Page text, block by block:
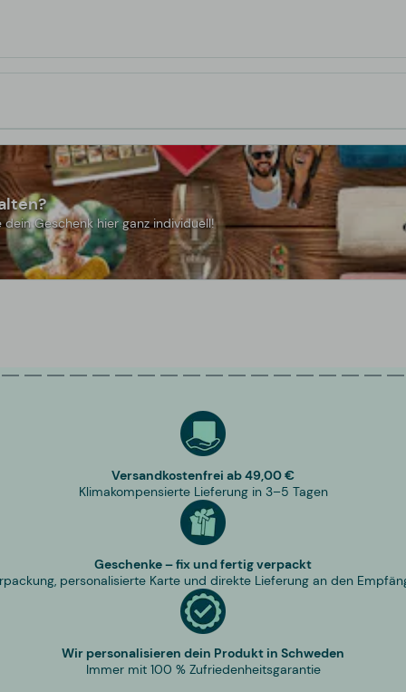
Geschenk hier ganz individuell!
Versandkostenfrei ab 49,00 €
Klimakompensierte Lieferung in 3–5 Tagen
Geschenke – fix und fertig verpackt
personalisierte Karte und direkte Lieferung an den
Wir personalisieren dein Produkt in Schweden
Immer mit 100 % Zufriedenheitsgarantie